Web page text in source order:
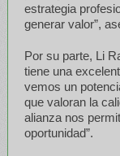
estrategia
generar valor”,
Por su parte, Li
tiene una
vemos un
que valoran la
alianza nos
oportunidad”.